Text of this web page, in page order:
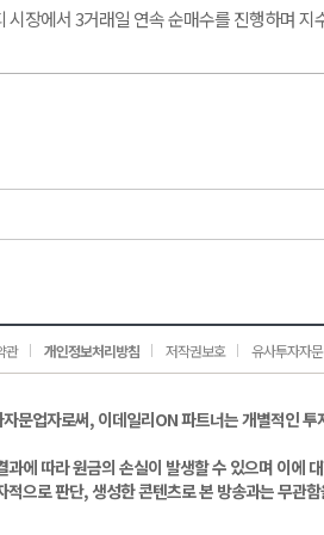
장에서 3거래일 연속 순매수를 진행하며 지
관 개인정보처리방침 저작권보호 유사투자자
문업자로써, 이데일리ON 파트너는 개별적인
에 따라 원금의 손실이 발생할 수 있으며 이에
으로 판단, 생성한 콘텐츠로 본 방송과는 무관